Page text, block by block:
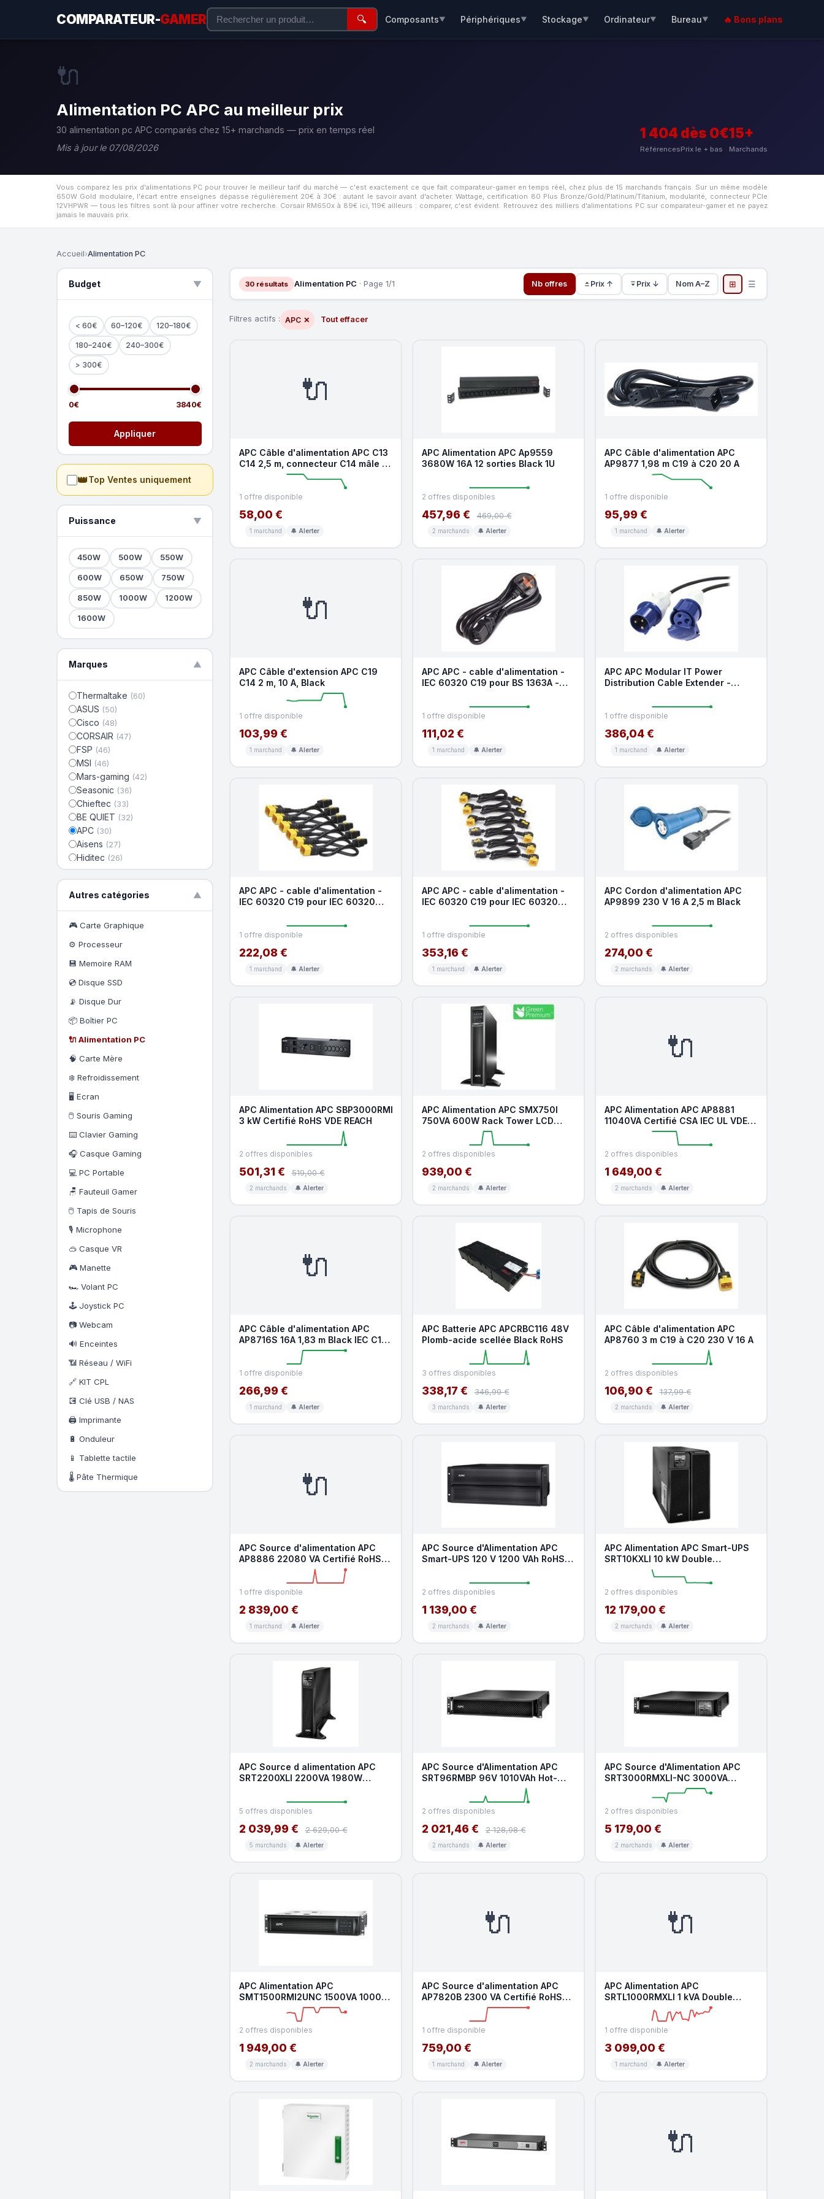
COMPARATEUR-GAMER 🔍 Composants▼ Périphériques▼ Stockage▼ Ordinateur▼ Bureau▼ 🔥 Bons plans
🔌
Alimentation PC APC au meilleur prix
30 alimentation pc APC comparés chez 15+ marchands — prix en temps réel
Mis à jour le 07/08/2026
1 404
Références
dès 0€
Prix le + bas
15+
Marchands
Vous comparez les prix d'alimentations PC pour trouver le meilleur tarif du marché — c'est exactement ce que fait comparateur-gamer en temps réel, chez plus de 15 marchands français. Sur un même modèle
650W Gold modulaire, l'écart entre enseignes dépasse régulièrement 20€ à 30€ : autant le savoir avant d'acheter. Wattage, certification 80 Plus Bronze/Gold/Platinum/Titanium, modularité, connecteur PCIe
12VHPWR — tous les filtres sont là pour affiner votre recherche. Corsair RM650x à 89€ ici, 119€ ailleurs : comparer, c'est évident. Retrouvez des milliers d'alimentations PC sur comparateur-gamer et ne payez
jamais le mauvais prix.
Accueil›Alimentation PC
Budget ▲
< 60€ 60–120€ 120–180€
180–240€ 240–300€
> 300€
0€ 3840€
Appliquer
👑Top Ventes uniquement
Puissance ▲
450W 500W 550W
600W 650W 750W
850W 1000W 1200W
1600W
Marques ▼
Thermaltake (60)
ASUS (50)
Cisco (48)
CORSAIR (47)
FSP (46)
MSI (46)
Mars-gaming (42)
Seasonic (36)
Chieftec (33)
BE QUIET (32)
APC (30)
Aisens (27)
Hiditec (26)
Be-quiet(23)
Cooler Master(22)
Deepcool(21)
Tacens(20)
✕ Effacer le filtre
Autres catégories ▼
🎮 Carte Graphique
⚙️ Processeur
💾 Memoire RAM
💿 Disque SSD
📡 Disque Dur
📦 Boîtier PC
🔌 Alimentation PC
🧠 Carte Mère
❄️ Refroidissement
🖥️ Ecran
🖱️ Souris Gaming
⌨️ Clavier Gaming
🎧 Casque Gaming
💻 PC Portable
🪑 Fauteuil Gamer
🖱️ Tapis de Souris
🎙️ Microphone
🥽 Casque VR
🎮 Manette
🏎️ Volant PC
🕹️ Joystick PC
📷 Webcam
🔊 Enceintes
📶 Réseau / WiFi
🔗 KIT CPL
💽 Clé USB / NAS
🖨️ Imprimante
🔋 Onduleur
📱 Tablette tactile
🌡️ Pâte Thermique
30 résultats Alimentation PC · Page 1/1 Nb offres Prix ↑ Prix ↓ Nom A–Z ⊞ ☰
Filtres actifs : APC ✕ Tout effacer
🔌
APC Câble d'alimentation APC C13
C14 2,5 m, connecteur C14 mâle à
C13 femelle
1 offre disponible
58,00 €
1 marchand 🔔 Alerter
APC Alimentation APC Ap9559
3680W 16A 12 sorties Black 1U
2 offres disponibles
457,96 € 469,00 €
2 marchands 🔔 Alerter
APC Câble d'alimentation APC
AP9877 1,98 m C19 à C20 20 A
1 offre disponible
95,99 €
1 marchand 🔔 Alerter
🔌
APC Câble d'extension APC C19
C14 2 m, 10 A, Black
1 offre disponible
103,99 €
1 marchand 🔔 Alerter
APC APC - cable d'alimentation -
IEC 60320 C19 pour BS 1363A -
1 offre disponible
111,02 €
1 marchand 🔔 Alerter
APC APC Modular IT Power
Distribution Cable Extender -
1 offre disponible
386,04 €
1 marchand 🔔 Alerter
APC APC - cable d'alimentation -
IEC 60320 C19 pour IEC 60320
1 offre disponible
222,08 €
1 marchand 🔔 Alerter
APC APC - cable d'alimentation -
IEC 60320 C19 pour IEC 60320
1 offre disponible
353,16 €
1 marchand 🔔 Alerter
APC Cordon d'alimentation APC
AP9899 230 V 16 A 2,5 m Black
2 offres disponibles
274,00 €
2 marchands 🔔 Alerter
APC Alimentation APC SBP3000RMI
3 kW Certifié RoHS VDE REACH
2 offres disponibles
501,31 € 519,00 €
2 marchands 🔔 Alerter
APC Alimentation APC SMX750I
750VA 600W Rack Tower LCD
2 offres disponibles
939,00 €
2 marchands 🔔 Alerter
🔌
APC Alimentation APC AP8881
11040VA Certifié CSA IEC UL VDE
Black Vertical
2 offres disponibles
1 649,00 €
2 marchands 🔔 Alerter
🔌
APC Câble d'alimentation APC
AP8716S 16A 1,83 m Black IEC C19-
1 offre disponible
266,99 €
1 marchand 🔔 Alerter
APC Batterie APC APCRBC116 48V
Plomb-acide scellée Black RoHS
3 offres disponibles
338,17 € 346,99 €
3 marchands 🔔 Alerter
APC Câble d'alimentation APC
AP8760 3 m C19 à C20 230 V 16 A
2 offres disponibles
106,90 € 137,99 €
2 marchands 🔔 Alerter
🔌
APC Source d'alimentation APC
AP8886 22080 VA Certifié RoHS
avec surveillance
1 offre disponible
2 839,00 €
1 marchand 🔔 Alerter
APC Source d'Alimentation APC
Smart-UPS 120 V 1200 VAh RoHS
2 offres disponibles
1 139,00 €
2 marchands 🔔 Alerter
APC Alimentation APC Smart-UPS
SRT10KXLI 10 kW Double
Conversion Rack Black
2 offres disponibles
12 179,00 €
2 marchands 🔔 Alerter
APC Source d alimentation APC
SRT2200XLI 2200VA 1980W
5 offres disponibles
2 039,99 € 2 629,00 €
5 marchands 🔔 Alerter
APC Source d'Alimentation APC
SRT96RMBP 96V 1010VAh Hot-
Swap Plomb-Acide Black
2 offres disponibles
2 021,46 € 2 128,98 €
2 marchands 🔔 Alerter
APC Source d'Alimentation APC
SRT3000RMXLI-NC 3000VA
Double Conversion Rack 2U L
2 offres disponibles
5 179,00 €
2 marchands 🔔 Alerter
APC Alimentation APC
SMT1500RMI2UNC 1500VA 1000W
Certifié RoHS Rack 2U
2 offres disponibles
1 949,00 €
2 marchands 🔔 Alerter
🔌
APC Source d'alimentation APC
AP7820B 2300 VA Certifié RoHS
avec surveillance
1 offre disponible
759,00 €
1 marchand 🔔 Alerter
🔌
APC Alimentation APC
SRTL1000RMXLI 1 kVA Double
Conversion Lithium-Ion Rack 3U
1 offre disponible
3 099,00 €
1 marchand 🔔 Alerter
🔌